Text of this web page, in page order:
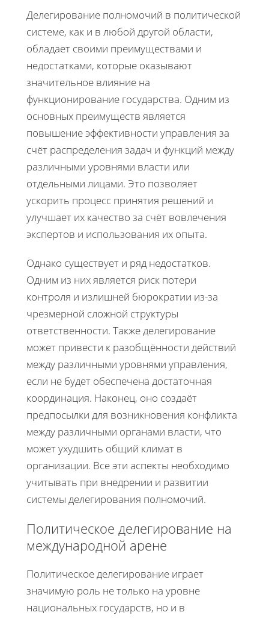
Делегирование полномочий в политической
системе, как и в любой другой области,
обладает своими преимуществами и
недостатками, которые оказывают
значительное влияние на
функционирование государства. Одним из
основных преимуществ является
повышение эффективности управления за
счёт распределения задач и функций между
различными уровнями власти или
отдельными лицами. Это позволяет
ускорить процесс принятия решений и
улучшает их качество за счёт вовлечения
экспертов и использования их опыта.
Однако существует и ряд недостатков.
Одним из них является риск потери
контроля и излишней бюрократии из-за
чрезмерной сложной структуры
ответственности. Также делегирование
может привести к разобщённости действий
между различными уровнями управления,
если не будет обеспечена достаточная
координация. Наконец, оно создаёт
предпосылки для возникновения конфликта
между различными органами власти, что
может ухудшить общий климат в
организации. Все эти аспекты необходимо
учитывать при внедрении и развитии
системы делегирования полномочий.
Политическое делегирование на
международной арене
Политическое делегирование играет
значимую роль не только на уровне
национальных государств, но и в